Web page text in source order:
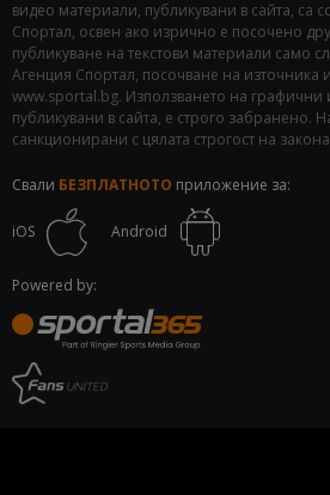
видео материали, публикувани в сайта, са
Спортал, освен ако изрично е посочено
публикуване на текстови материали само
Агенция Спортал, посочване на източника
www.sportal.bg. Използването на графични
публикувани в сайта, е строго забранено.
санкционирани с цялата строгост на
Свали БЕЗПЛАТНОТО приложение за:
iOS Android
Powered by: